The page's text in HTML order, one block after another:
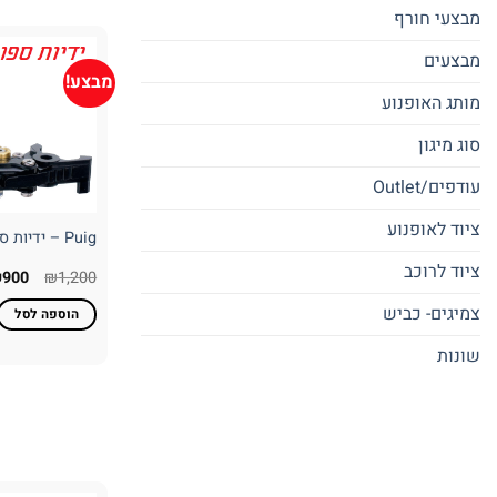
מבצעי חורף
מבצעים
מותג האופנוע
סוג מיגון
עודפים/Outlet
ציוד לאופנוע
ציוד לרוכב
צמיגים- כביש
שונות
מבצע!
Puig – ידיות ספורטיביות מתקפלת
₪1,200
היה:
900
הוספה לסל